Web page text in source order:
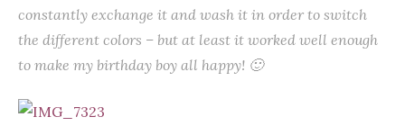
constantly exchange it and wash it in order to switch
the different colors – but at least it worked well enough
to make my birthday boy all happy! 🙂